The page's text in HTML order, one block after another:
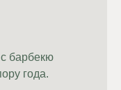
барбекю
года.